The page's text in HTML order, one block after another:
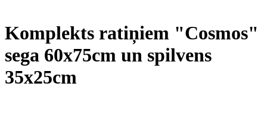
Komplekts ratiņiem "Cosmos"
sega 60x75cm un spilvens
35x25cm